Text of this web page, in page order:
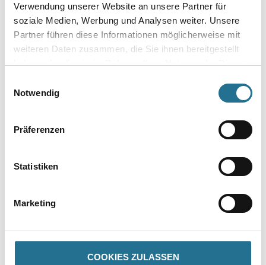
Verwendung unserer Website an unsere Partner für
soziale Medien, Werbung und Analysen weiter. Unsere
Partner führen diese Informationen möglicherweise mit
weiteren Daten zusammen, die Sie ihnen bereitgestellt
haben oder die sie im Rahmen Ihrer Nutzung der Dienste
Notwendig
Präferenzen
Statistiken
Marketing
COOKIES ZULASSEN
Umrechnungsfaktoren
PRODUKTEIGENSCHAFTEN